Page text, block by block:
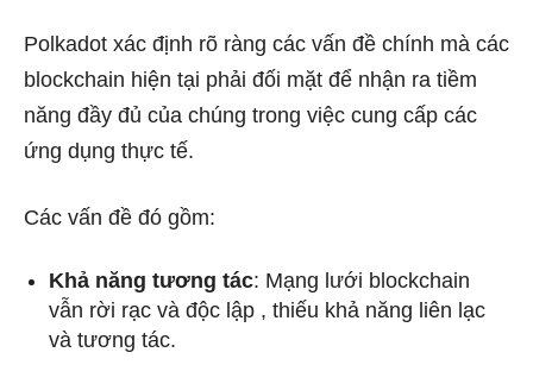
Polkadot xác định rõ ràng các vấn đề chính mà các
blockchain hiện tại phải đối mặt để nhận ra tiềm
năng đầy đủ của chúng trong việc cung cấp các
ứng dụng thực tế.
Các vấn đề đó gồm:
Khả năng tương tác: Mạng lưới blockchain
vẫn rời rạc và độc lập , thiếu khả năng liên lạc
và tương tác.